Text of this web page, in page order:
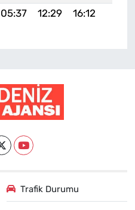
05:37 12:29 16:12
Trafik Durumu